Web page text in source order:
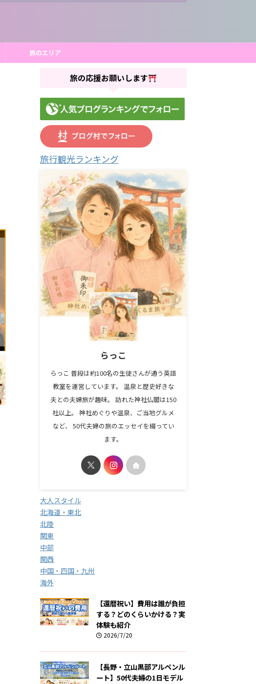
旅のエリア
旅の応援お願いします
旅行観光ランキング
らっこ
らっこ 普段は約100名の生徒さんが通う英語
教室を運営しています。 温泉と歴史好きな
夫との夫婦旅が趣味。 訪れた神社仏閣は150
社以上。 神社めぐりや温泉、ご当地グルメ
など、 50代夫婦の旅のエッセイを綴ってい
ます。
大人スタイル
北海道・東北
北陸
関東
中部
関西
中国・四国・九州
海外
【還暦祝い】費用は誰が負担
する？どのくらいかける？実
体験も紹介
2026/7/20
【長野・立山黒部アルペンル
ート】50代夫婦の1日モデル